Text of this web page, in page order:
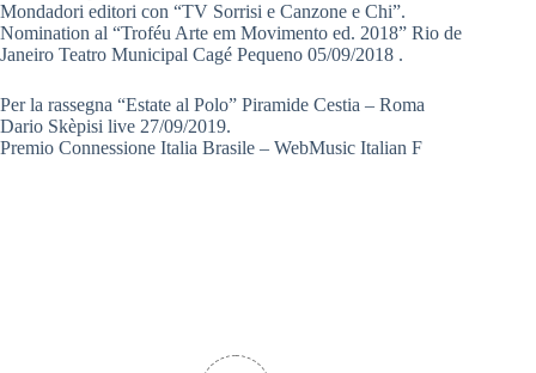
Mondadori editori con “TV Sorrisi e Canzone e Chi”.
Nomination al “Troféu Arte em Movimento ed. 2018” Rio de
Janeiro Teatro Municipal Cagé Pequeno 05/09/2018 .
Per la rassegna “Estate al Polo” Piramide Cestia – Roma
Dario Skèpisi live 27/09/2019.
Premio Connessione Italia Brasile – WebMusic Italian F